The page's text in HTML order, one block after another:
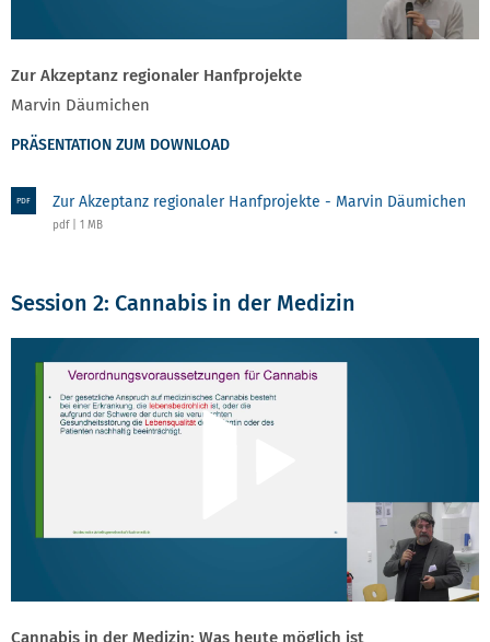
Zur Akzeptanz regionaler Hanfprojekte
Marvin Däumichen
PRÄSENTATION ZUM DOWNLOAD
PDF Zur Akzeptanz regionaler Hanfprojekte - Marvin Däumichen
pdf | 1 MB
Session 2: Cannabis in der Medizin
Cannabis in der Medizin: Was heute möglich ist